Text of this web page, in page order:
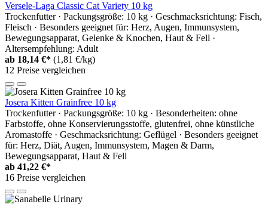
Versele-Laga Classic Cat Variety 10 kg
Trockenfutter · Packungsgröße: 10 kg · Geschmacksrichtung: Fisch,
Fleisch · Besonders geeignet für: Herz, Augen, Immunsystem,
Bewegungsapparat, Gelenke & Knochen, Haut & Fell ·
Altersempfehlung: Adult
ab 18,14 €* (1,81 €/kg)
12 Preise vergleichen
Josera Kitten Grainfree 10 kg
Trockenfutter · Packungsgröße: 10 kg · Besonderheiten: ohne
Farbstoffe, ohne Konservierungsstoffe, glutenfrei, ohne künstliche
Aromastoffe · Geschmacksrichtung: Geflügel · Besonders geeignet
für: Herz, Diät, Augen, Immunsystem, Magen & Darm,
Bewegungsapparat, Haut & Fell
ab 41,22 €*
16 Preise vergleichen